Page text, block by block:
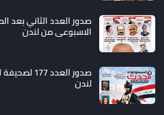
صدور العدد الثاني بعد
الاسبوعي من لندن
صدور العدد
لندن